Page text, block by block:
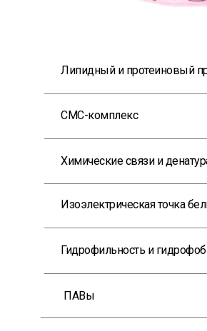
Химические связи и
Изоэлектрическая точка
ПАВы
Гидрофильность и
Липидный и протеиновый
СМС-комплекс